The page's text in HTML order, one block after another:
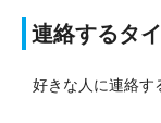
連絡するタ
好きな人に連絡す